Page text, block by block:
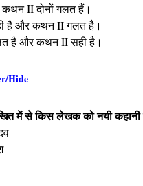
II दोनों गलत हैं।
है और कथन II गलत है।
है और कथन II सही है।
Hide
में से किस लेखक को नयी कहानी